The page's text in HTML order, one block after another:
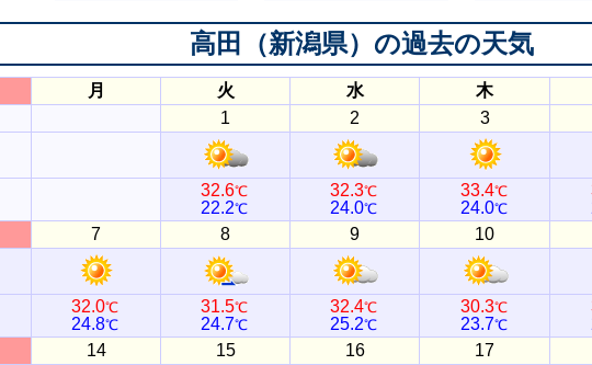
高田（新潟県） の過去の天気
月 火 水 木
1
2 3
32.6℃
22.2℃
32.3℃
24.0℃
33.4℃
24.0℃
7 8 9 10
32.0℃
24.8℃
31.5℃
24.7℃
32.4℃
25.2℃
30.3℃
23.7℃
14 15 16 17